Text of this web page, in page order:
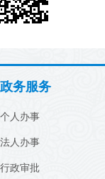
政务服务
个人办事
法人办事
行政审批